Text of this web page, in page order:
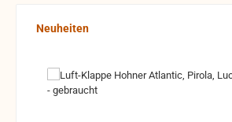
Produktgalerie überspringen
Neuheiten